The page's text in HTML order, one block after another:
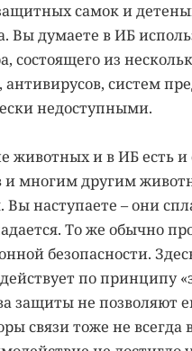
самок и
Вы думаете в ИБ
состоящего из
систем
недоступными.
животных и в ИБ есть и
многим другим
наступаете – они
То же обычно
безопасности.
по принципу
защиты не позволяют
связи тоже не